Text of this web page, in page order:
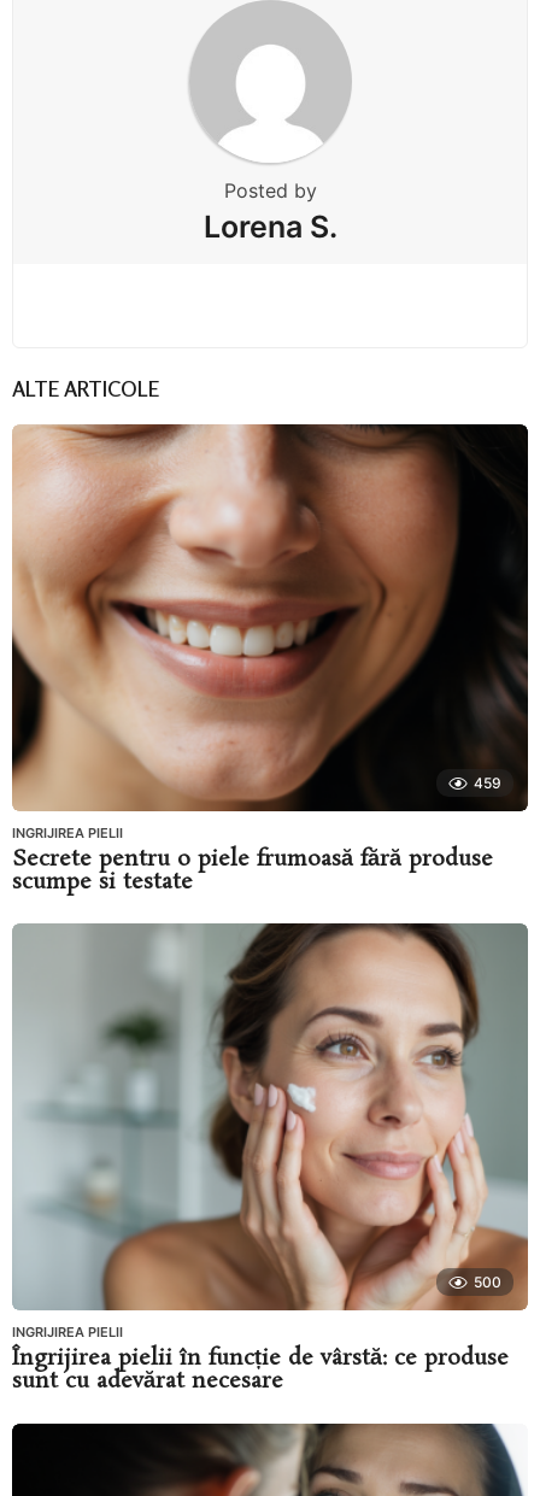
Posted by
Lorena S.
ALTE ARTICOLE
459
INGRIJIREA PIELII
Secrete pentru o piele frumoasă fără produse
scumpe si testate
500
INGRIJIREA PIELII
Îngrijirea pielii în funcție de vârstă: ce produse
sunt cu adevărat necesare